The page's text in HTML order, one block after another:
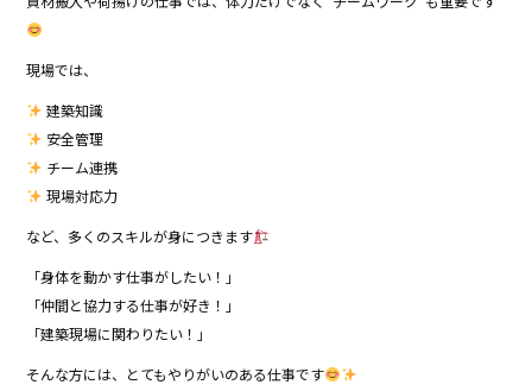
現場では、
建築知識
安全管理
チーム連携
現場対応力
など、多くのスキルが身につきます
「身体を動かす仕事がしたい！」
「仲間と協力する仕事が好き！」
「建築現場に関わりたい！」
そんな方には、とてもやりがいのある仕事です